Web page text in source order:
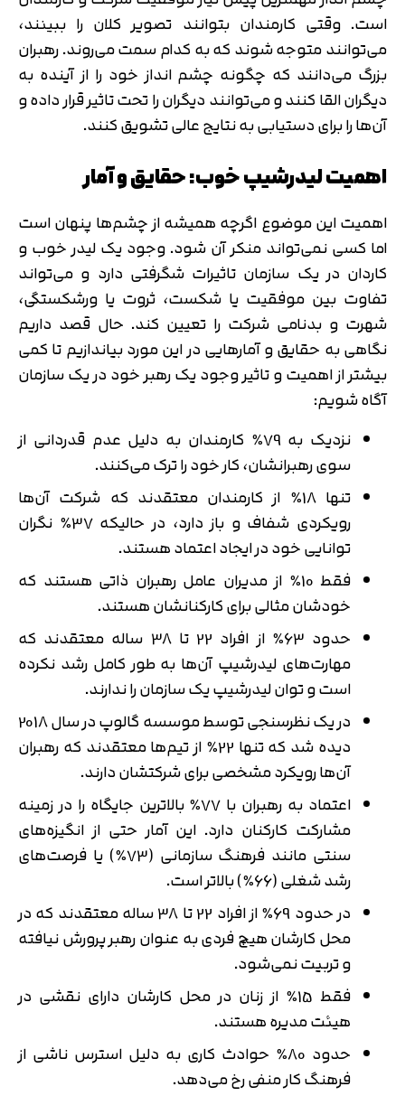
است. وقتی کارمندان بتوانند تصویر کلان را ببینند،
می‌توانند متوجه شوند که به کدام سمت می‌روند. رهبران
بزرگ می‌دانند که چگونه چشم انداز خود را از آینده به
دیگران القا کنند و می‌توانند دیگران را تحت تاثیر قرار داده و
آن‌ها را برای دستیابی به نتایج عالی تشویق کنند.
اهمیت لیدرشیپ خوب: حقایق و آمار
اهمیت این موضوع اگرچه همیشه از چشم‌ها پنهان است
اما کسی نمی‌تواند منکر آن شود. وجود یک لیدر خوب و
کاردان در یک سازمان تاثیرات شگرفتی دارد و می‌تواند
تفاوت بین موفقیت یا شکست، ‌ثروت یا ورشکستگی،
‌شهرت و بدنامی شرکت را تعیین کند. حال قصد داریم
نگاهی به حقایق و آمارهایی در این مورد بیاندازیم تا کمی
بیشتر از اهمیت و تاثیر وجود یک رهبر خود در یک سازمان
آگاه شویم:
نزدیک به 79٪ کارمندان به دلیل عدم قدردانی از
سوی رهبرانشان، کار خود را ترک می‌کنند.
تنها 18٪ از کارمندان معتقدند كه شركت آن‌ها
رویکردی شفاف و باز دارد، در حالیكه 37٪ نگران
توانایی خود در ایجاد اعتماد هستند.
فقط 10٪ از مدیران عامل رهبران ذاتی هستند که
خودشان مثالی برای کارکنانشان هستند.
حدود 63٪ از افراد 22 تا 38 ساله معتقدند که
مهارت‌های لیدرشیپ آن‌ها به طور کامل رشد نکرده
است و توان لیدرشیپ یک سازمان را ندارند.
در یک نظرسنجی توسط موسسه گالوپ در سال 2018
دیده شد که تنها 22٪ از تیم‌ها معتقدند که رهبران
آن‌ها رویکرد مشخصی برای شرکتشان دارند.
اعتماد به رهبران با 77٪ بالاترین جایگاه را در زمینه
مشارکت کارکنان دارد. این آمار حتی از انگیزه‌های
سنتی مانند فرهنگ سازمانی (73٪) یا فرصت‌های
رشد شغلی (66٪) بالاتر است.
در حدود 69٪ از افراد 22 تا 38 ساله معتقدند که در
محل کارشان هیچ فردی به عنوان رهبر پرورش نیافته
و تربیت نمی‌شود.
فقط 15٪ از زنان در محل کارشان دارای نقشی در
هیئت مدیره هستند.
حدود 80٪ حوادث کاری به دلیل استرس ناشی از
فرهنگ کار منفی رخ می‌دهد.